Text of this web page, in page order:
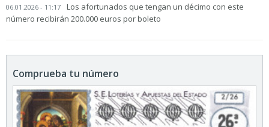
06.01.2026 - 11:17
Los afortunados que tengan un décimo con este
número recibirán 200.000 euros por boleto
Comprueba tu número